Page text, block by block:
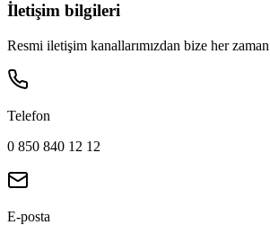
İletişim bilgileri
Resmi iletişim kanallarımızdan bize her
Telefon
0 850 840 12 12
E-posta